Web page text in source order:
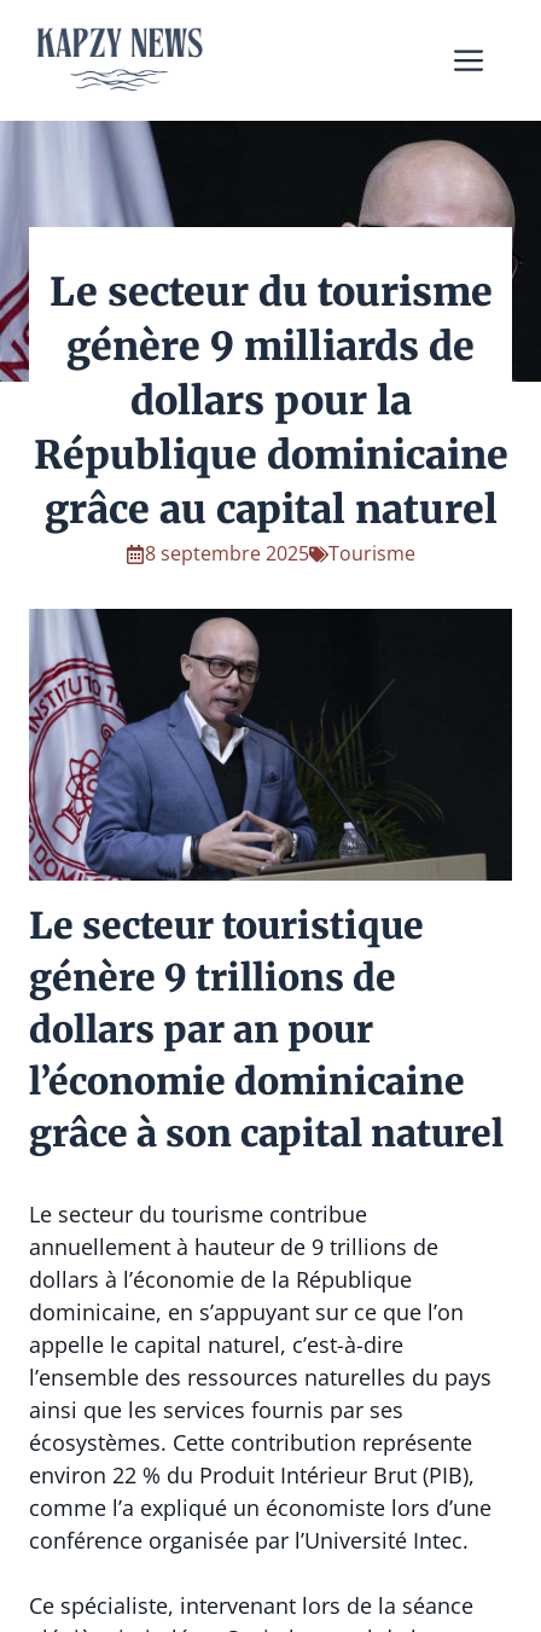
contenu
Le secteur du tourisme
génère 9 milliards de
dollars pour la
République dominicaine
grâce au capital naturel
8 septembre 2025 Tourisme
Le secteur touristique
génère 9 trillions de
dollars par an pour
l’économie dominicaine
grâce à son capital naturel
Le secteur du tourisme contribue
annuellement à hauteur de 9 trillions de
dollars à l’économie de la République
dominicaine, en s’appuyant sur ce que l’on
appelle le capital naturel, c’est-à-dire
l’ensemble des ressources naturelles du pays
ainsi que les services fournis par ses
écosystèmes. Cette contribution représente
environ 22 % du Produit Intérieur Brut (PIB),
comme l’a expliqué un économiste lors d’une
conférence organisée par l’Université Intec.
Ce spécialiste, intervenant lors de la séance